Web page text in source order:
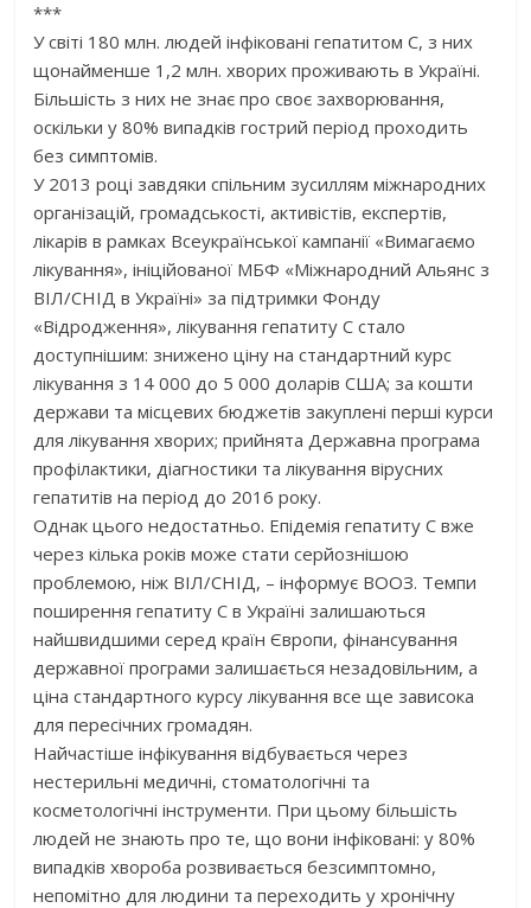
***
У світі 180 млн. людей інфіковані гепатитом С, з них
щонайменше 1,2 млн. хворих проживають в Україні.
Більшість з них не знає про своє захворювання,
оскільки у 80% випадків гострий період проходить
без симптомів.
У 2013 році завдяки спільним зусиллям міжнародних
організацій, громадськості, активістів, експертів,
лікарів в рамках Всеукраїнської кампанії «Вимагаємо
лікування», ініційованої МБФ «Міжнародний Альянс з
ВІЛ/СНІД в Україні» за підтримки Фонду
«Відродження», лікування гепатиту С стало
доступнішим: знижено ціну на стандартний курс
лікування з 14 000 до 5 000 доларів США; за кошти
держави та місцевих бюджетів закуплені перші курси
для лікування хворих; прийнята Державна програма
профілактики, діагностики та лікування вірусних
гепатитів на період до 2016 року.
Однак цього недостатньо. Епідемія гепатиту С вже
через кілька років може стати серйознішою
проблемою, ніж ВІЛ/СНІД, – інформує ВООЗ. Темпи
поширення гепатиту С в Україні залишаються
найшвидшими серед країн Європи, фінансування
державної програми залишається незадовільним, а
ціна стандартного курсу лікування все ще зависока
для пересічних громадян.
Найчастіше інфікування відбувається через
нестерильні медичні, стоматологічні та
косметологічні інструменти. При цьому більшість
людей не знають про те, що вони інфіковані: у 80%
випадків хвороба розвивається безсимптомно,
непомітно для людини та переходить у хронічну